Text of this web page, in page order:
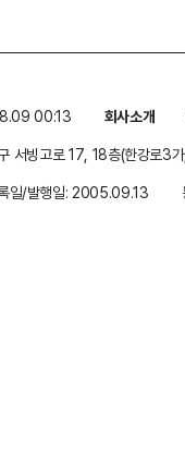
00:13 회사소개
서빙고로 17, 18층(한강로3
일/발행일: 2005.09.13